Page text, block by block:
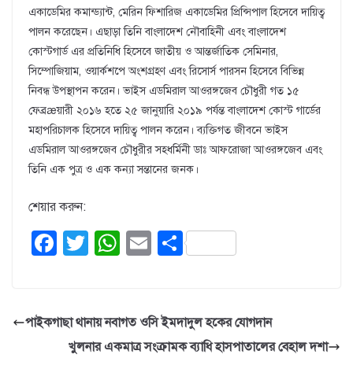
একাডেমির কমান্ড্যান্ট, মেরিন ফিশারিজ একাডেমির প্রিন্সিপাল হিসেবে দায়িত্ব
পালন করেছেন। এছাড়া তিনি বাংলাদেশ নৌবাহিনী এবং বাংলাদেশ
কোস্টগার্ড এর প্রতিনিধি হিসেবে জাতীয় ও আন্তর্জাতিক সেমিনার,
সিম্পোজিয়াম, ওয়ার্কশপে অংশগ্রহণ এবং রিসোর্স পারসন হিসেবে বিভিন্ন
নিবন্ধ উপস্থাপন করেন। ভাইস এডমিরাল আওরঙ্গজেব চৌধুরী গত ১৫
ফেব্রæয়ারী ২০১৬ হতে ২৫ জানুয়ারি ২০১৯ পর্যন্ত বাংলাদেশ কোস্ট গার্ডের
মহাপরিচালক হিসেবে দায়িত্ব পালন করেন। ব্যক্তিগত জীবনে ভাইস
এডমিরাল আওরঙ্গজেব চৌধুরীর সহধর্মিনী ডাঃ আফরোজা আওরঙ্গজেব এবং
তিনি এক পুত্র ও এক কন্যা সন্তানের জনক।
শেয়ার করুন:
F
e
b
T
er
W
s
A
E S
e
পাইকগাছা থানায় নবাগত ওসি ইমদাদুল হকের যোগদান
খুলনার একমাত্র সংক্রামক ব্যাধি হাসপাতালের বেহাল দশা